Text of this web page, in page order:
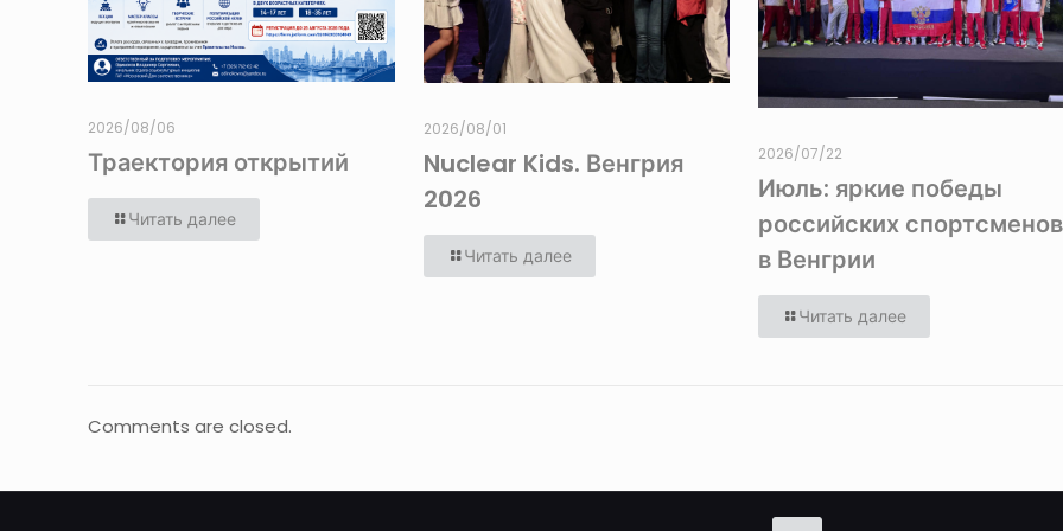
2026/08/06
Траектория открытий
Читать далее
2026/08/01
Nuclear Kids. Венгрия
2026
Читать далее
2026/07/22
Июль: яркие победы
российских спортсменов
в Венгрии
Читать далее
Comments are closed.